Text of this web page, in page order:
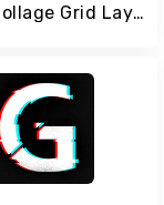
Photo Collage Grid Layouts Beauty Camera